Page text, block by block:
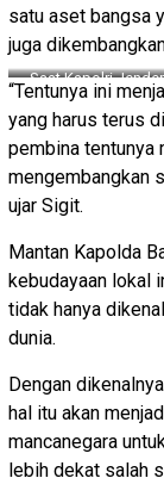
satu aset bangsa
juga
Saat Kapolri
“Tentunya ini
yang harus terus
pembina tentunya
mengembangkan
ujar Sigit.
Mantan Kapolda
kebudayaan lokal
tidak hanya
dunia.
Dengan
hal itu akan
mancanegara
lebih dekat salah